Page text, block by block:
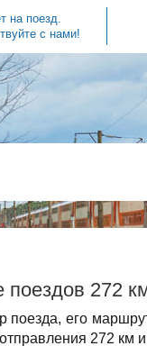
на поезд.
с нами!
272
поезда, его
272 км